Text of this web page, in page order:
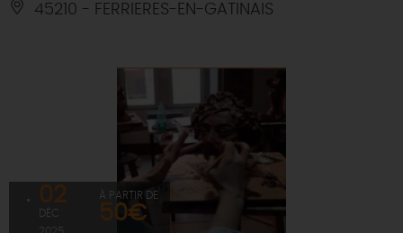
45210 - FERRIERES-EN-GATINAIS
02
DÉC
2025
À PARTIR DE
50€